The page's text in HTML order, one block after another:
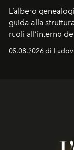
L’albero
guida alla
ruoli all’interno
05.08.2026 di